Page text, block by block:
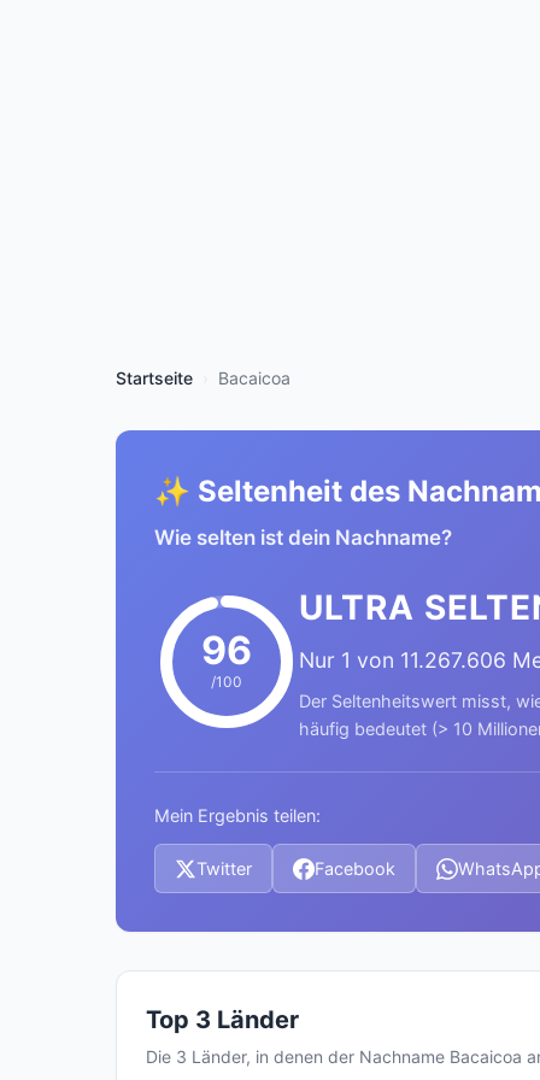
Startseite Bacaicoa
✨ Seltenheit des
Wie selten ist dein Nachname?
96
/100
ULTRA
Nur 1 von 11.267.606
Der Seltenheitswert misst,
häufig bedeutet (> 10
Mein Ergebnis teilen:
Twitter Facebook
Top 3 Länder
Die 3 Länder, in denen der Nachname Bacaicoa